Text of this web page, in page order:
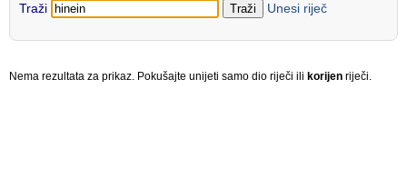
Traži Unesi riječ
Nema rezultata za prikaz. Pokušajte unijeti samo dio riječi ili korijen riječi.